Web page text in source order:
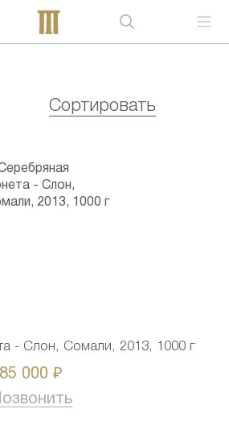
Сортировать
- Слон, Сомали, 2013, 1000 г
000 ₽